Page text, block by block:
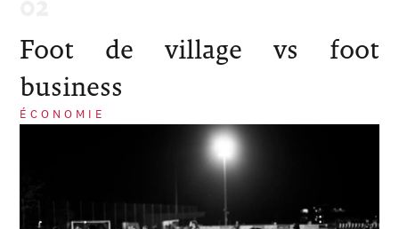
Foot de village vs foot
business
ÉCONOMIE